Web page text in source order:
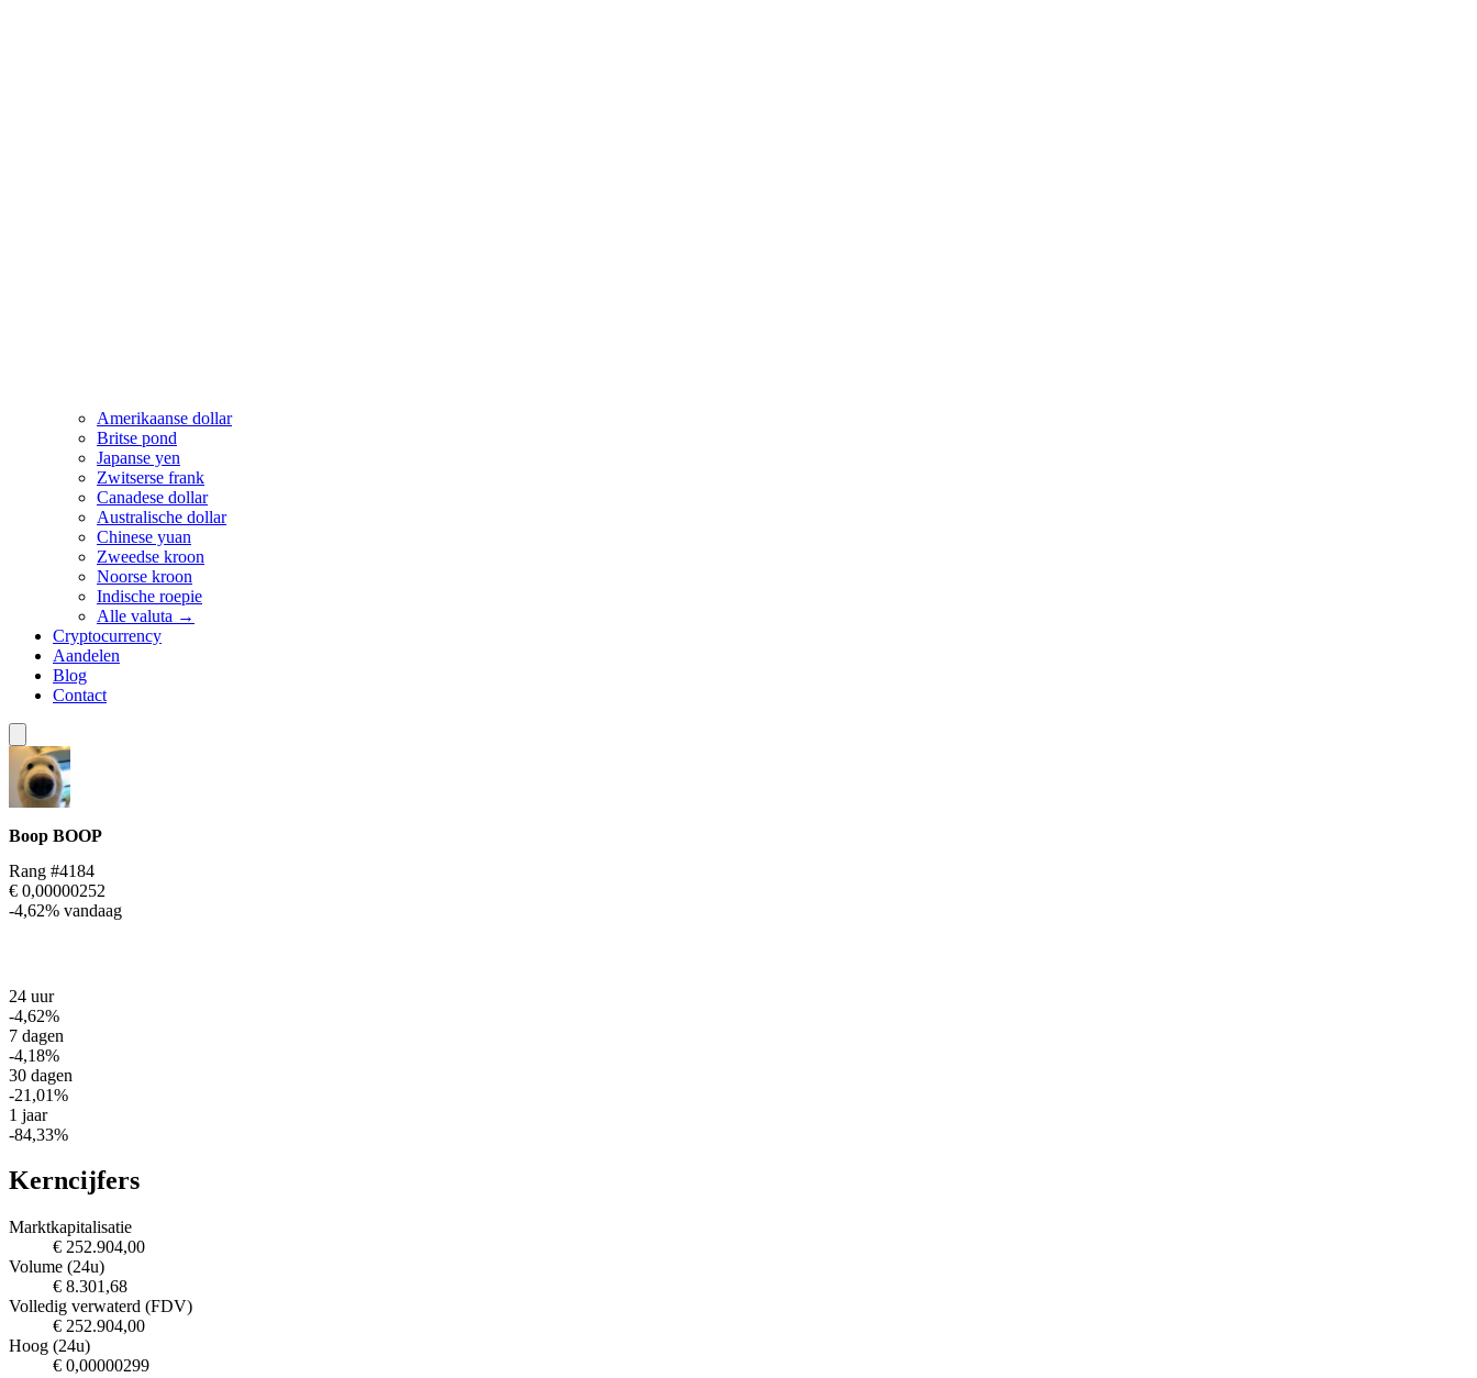
Amerikaanse dollar
Britse pond
Japanse yen
Zwitserse frank
Canadese dollar
Australische dollar
Chinese yuan
Zweedse kroon
Noorse kroon
Indische roepie
Alle valuta →
Cryptocurrency
Aandelen
Blog
Contact
Boop BOOP
Rang #4184
€ 0,00000252
-4,62% vandaag
24 uur
-4,62%
7 dagen
-4,18%
30 dagen
-21,01%
1 jaar
-84,33%
Kerncijfers
Marktkapitalisatie
€ 252.904,00
Volume (24u)
€ 8.301,68
Volledig verwaterd (FDV)
€ 252.904,00
Hoog (24u)
€ 0,00000299